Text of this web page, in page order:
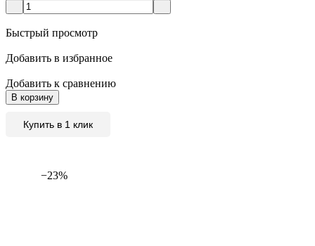
Быстрый просмотр
Добавить в избранное
Добавить к сравнению
В корзину
Купить в 1 клик
−23%